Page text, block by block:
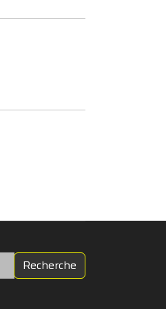
Recherche